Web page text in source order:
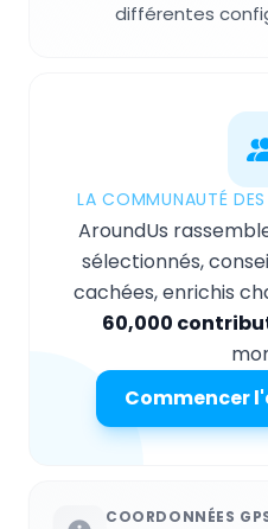
différentes
LA COMMUNAUTÉ
AroundUs
sélectionnés,
cachées, enrichis
60,000
Commencer
COORDONNÉES